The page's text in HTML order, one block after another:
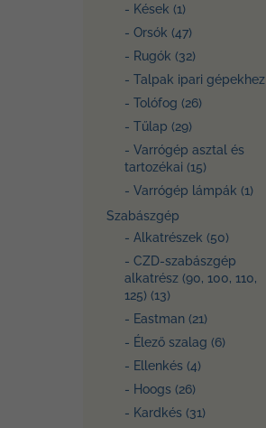
- Kések (1)
- Orsók (47)
- Rugók (32)
- Talpak ipari gépekhez
- Tolófog (26)
- Tűlap (29)
- Varrógép asztal és
tartozékai (15)
- Varrógép lámpák (1)
Szabászgép
- Alkatrészek (50)
- CZD-szabászgép
alkatrész (90, 100, 110,
125) (13)
- Eastman (21)
- Élező szalag (6)
- Ellenkés (4)
- Hoogs (26)
- Kardkés (31)